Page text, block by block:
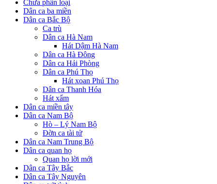
Chưa phân loại
Dân ca ba miền
Dân ca Bắc Bộ
Ca trù
Dân ca Hà Nam
Hát Dậm Hà Nam
Dân ca Hà Đông
Dân ca Hải Phòng
Dân ca Phú Thọ
Hát xoan Phú Thọ
Dân ca Thanh Hóa
Hát xẩm
Dân ca miền tây
Dân ca Nam Bộ
Hò – Lý Nam Bộ
Đờn ca tài tử
Dân ca Nam Trung Bộ
Dân ca quan họ
Quan họ lời mới
Dân ca Tây Bắc
Dân ca Tây Nguyên